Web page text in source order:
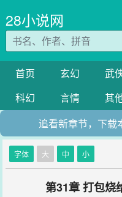
28小说网
首页 玄幻 武
科幻
言情 其
追看新章节，下载
字体 大 中 小
第31章 打包烧